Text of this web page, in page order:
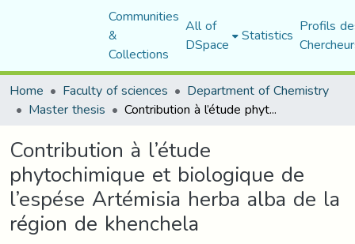
Communities
&
Collections
All of
DSpace Statistics Profils
Home
Faculty of sciences Department of Chemistry
Master thesis Contribution à l’étude phytochimique et biologique de l’espése Artémisia herba alba de la région de khenchela
Contribution à l’étude
phytochimique et biologique de
l’espése Artémisia herba alba de la
région de khenchela